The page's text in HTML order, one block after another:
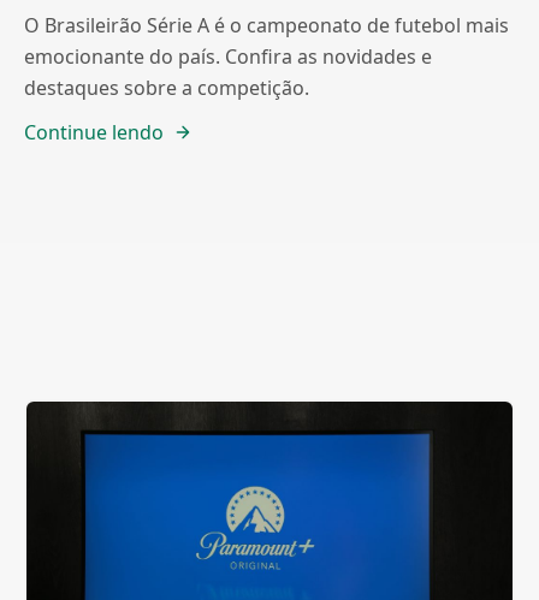
O Brasileirão Série A é o campeonato de futebol mais
emocionante do país. Confira as novidades e
destaques sobre a competição.
Continue lendo